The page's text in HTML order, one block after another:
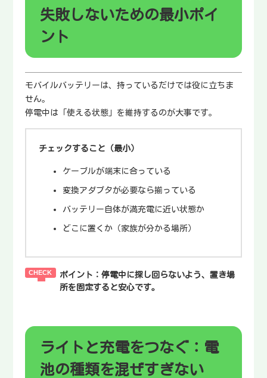
失敗しないための最小ポイ
ント
モバイルバッテリーは、持っているだけでは役に立ちま
せん。
停電中は「使える状態」を維持するのが大事です。
チェックすること（最小）
ケーブルが端末に合っている
変換アダプタが必要なら揃っている
バッテリー自体が満充電に近い状態か
どこに置くか（家族が分かる場所）
ポイント：停電中に探し回らないよう、置き場
所を固定すると安心です。
ライトと充電をつなぐ：電
池の種類を混ぜすぎない